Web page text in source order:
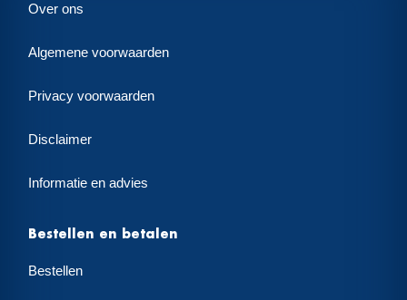
Over ons
Algemene voorwaarden
Privacy voorwaarden
Disclaimer
Informatie en advies
Bestellen en betalen
Bestellen